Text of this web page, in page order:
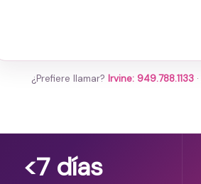
¿Prefiere llamar? Irvine: 949.788.1133·
<7 días